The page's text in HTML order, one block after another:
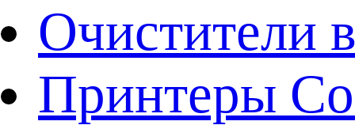
Очистители
Принтеры